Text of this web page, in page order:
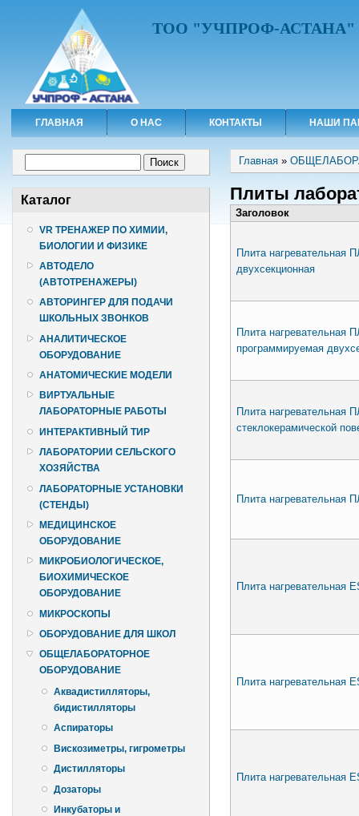
ТОО "УЧПРОФ-АСТАНА"
ГЛАВНАЯ О НАС КОНТАКТЫ НАШИ
Каталог
VR ТРЕНАЖЕР ПО ХИМИИ,
БИОЛОГИИ И ФИЗИКЕ
АВТОДЕЛО
(АВТОТРЕНАЖЕРЫ)
АВТОРИНГЕР ДЛЯ ПОДАЧИ
ШКОЛЬНЫХ ЗВОНКОВ
АНАЛИТИЧЕСКОЕ
ОБОРУДОВАНИЕ
АНАТОМИЧЕСКИЕ МОДЕЛИ
ВИРТУАЛЬНЫЕ
ЛАБОРАТОРНЫЕ РАБОТЫ
ИНТЕРАКТИВНЫЙ ТИР
ЛАБОРАТОРИИ СЕЛЬСКОГО
ХОЗЯЙСТВА
ЛАБОРАТОРНЫЕ УСТАНОВКИ
(СТЕНДЫ)
МЕДИЦИНСКОЕ
ОБОРУДОВАНИЕ
МИКРОБИОЛОГИЧЕСКОЕ,
БИОХИМИЧЕСКОЕ
ОБОРУДОВАНИЕ
МИКРОСКОПЫ
ОБОРУДОВАНИЕ ДЛЯ ШКОЛ
ОБЩЕЛАБОРАТОРНОЕ
ОБОРУДОВАНИЕ
Аквадистилляторы,
бидистилляторы
Аспираторы
Вискозиметры, гигрометры
Дистилляторы
Дозаторы
Инкубаторы и
Вы здесь
Главная »
Плиты
Заголовок
Плита нагревательная
двухсекционная
Плита нагревательная
программируемая
Плита нагревательная
стеклокерамической
Плита нагревательная
Плита нагревательная
Плита нагревательная
Плита нагревательная